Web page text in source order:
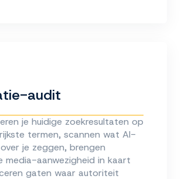
audit
je huidige zoekresultaten op
termen, scannen wat AI-
je zeggen, brengen
media-aanwezigheid in kaart
gaten waar autoriteit